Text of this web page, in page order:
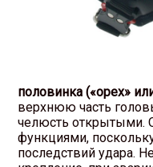
половинка («орех»
верхнюю часть
челюсть открытыми.
функциями,
последствий удара.